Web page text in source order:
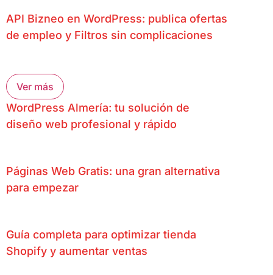
API Bizneo en WordPress: publica ofertas
de empleo y Filtros sin complicaciones
Ver más
WordPress Almería: tu solución de
diseño web profesional y rápido
Páginas Web Gratis: una gran alternativa
para empezar
Guía completa para optimizar tienda
Shopify y aumentar ventas